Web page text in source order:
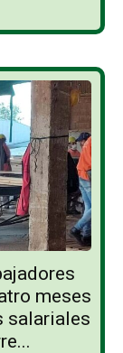
meses
salariales